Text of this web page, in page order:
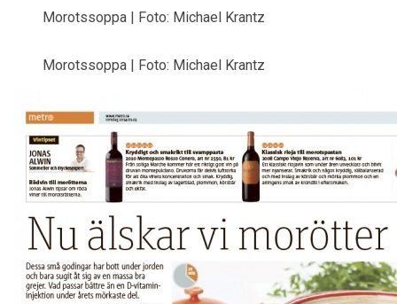
Morotssoppa | Foto: Michael Krantz
Morotssoppa | Foto: Michael Krantz